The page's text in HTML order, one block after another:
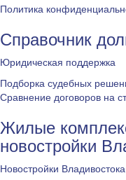
Политика
Справочник
Юридическая поддержка
Подборка судебных
Сравнение договоров на
Жилые
новостройки
Новостройки